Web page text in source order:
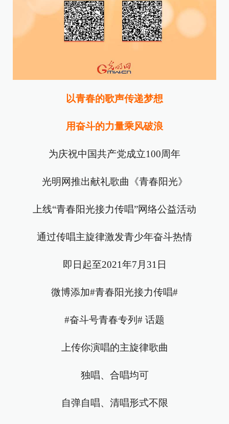
以青春的歌声传递梦想
用奋斗的力量乘风破浪
为庆祝中国共产党成立100周年
光明网推出献礼歌曲《青春阳光》
上线“青春阳光接力传唱”网络公益活动
通过传唱主旋律激发青少年奋斗热情
即日起至2021年7月31日
微博添加#青春阳光接力传唱#
#奋斗号青春专列# 话题
上传你演唱的主旋律歌曲
独唱、合唱均可
自弹自唱、清唱形式不限